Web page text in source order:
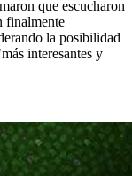
que escucharon
finalmente
la posibilidad
interesantes y